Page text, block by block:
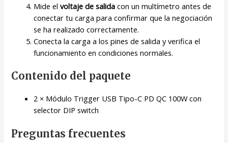
Mide elvoltaje de salida con un multímetro antes de
conectar tu carga para confirmar que la negociación
se ha realizado correctamente.
Conecta la carga a los pines de salida y verifica el
funcionamiento en condiciones normales.
Contenido del paquete
2 × Módulo Trigger USB Tipo-C PD QC 100W con
selector DIP switch
Preguntas frecuentes